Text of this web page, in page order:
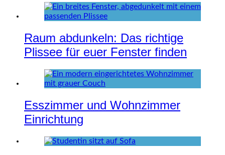
Raum abdunkeln: Das richtige
Plissee für euer Fenster finden
Esszimmer und Wohnzimmer
Einrichtung